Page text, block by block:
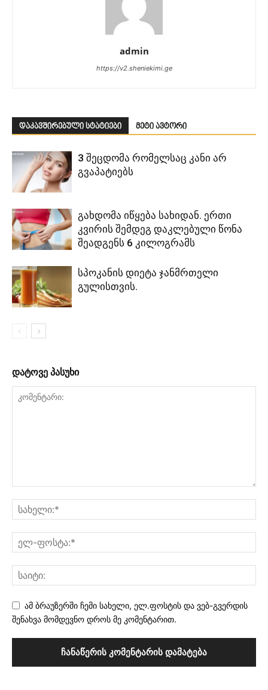
admin
https://v2.sheniekimi.ge
დაკავშირებული სტატიები მეტი ავტორი
3 შეცდომა რომელსაც კანი არ
გვაპატიებს
გახდომა იწყება სახიდან. ერთი
კვირის შემდეგ დაკლებული წონა
შეადგენს 6 კილოგრამს
სპოკანის დიეტა ჯანმრთელი
გულისთვის.
დატოვე პასუხი
ამ ბრაუზერში ჩემი სახელი, ელ.ფოსტის და ვებ-გვერდის
შენახვა მომდევნო დროს მე კომენტარით.